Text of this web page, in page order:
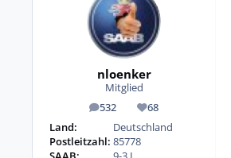
nloenker
Mitglied
532
Beiträge 68
Reputation
Land:
Deutschland
Postleitzahl: 85778